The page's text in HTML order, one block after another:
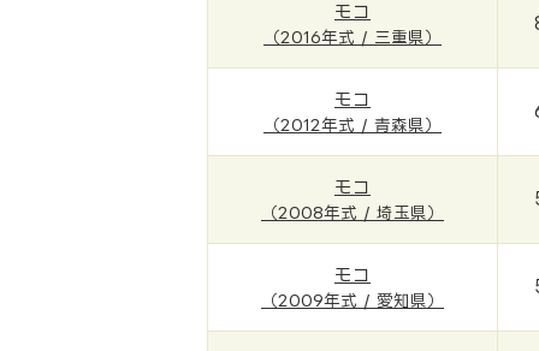
モコ
（2016年式 / 三重県）
モコ
（2012年式 / 青森県）
モコ
（2008年式 / 埼玉県）
モコ
（2009年式 / 愛知県）